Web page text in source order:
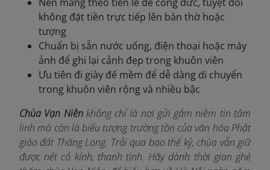
không đặt tiền trực tiếp lên bàn thờ hoặc
tượng
Chuẩn bị sẵn nước uống, điện thoại hoặc máy
ảnh để ghi lại cảnh đẹp trong khuôn viên
Ưu tiên đi giày đế mềm để dễ dàng di chuyển
trong khuôn viên rộng và nhiều bậc
Chùa Vạn Niên không chỉ là nơi gửi gắm niềm tin tâm
linh mà còn là biểu tượng trường tồn của văn hóa Phật
giáo đất Thăng Long. Trải qua bao thế kỷ, chùa vẫn giữ
được nét cổ kính, thanh tịnh. Hãy dành thời gian ghé